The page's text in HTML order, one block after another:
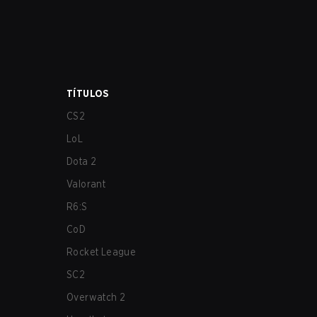
TÍTULOS
CS2
LoL
Dota 2
Valorant
R6:S
CoD
Rocket League
SC2
Overwatch 2